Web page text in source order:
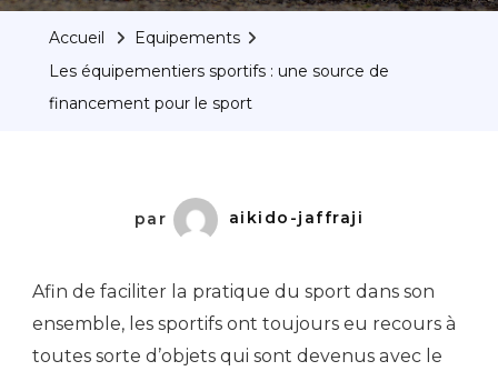
Accueil
Equipements
Les équipementiers sportifs : une source de
financement pour le sport
par aikido-jaffraji
Afin de faciliter la pratique du sport dans son
ensemble, les sportifs ont toujours eu recours à
toutes sorte d’objets qui sont devenus avec le